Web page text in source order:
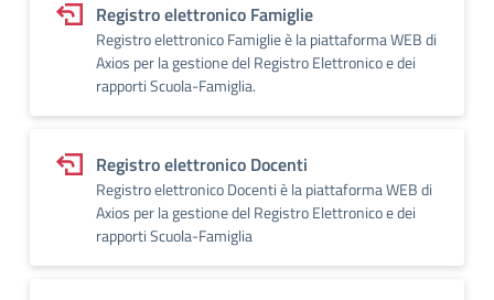
Registro elettronico Famiglie
Registro elettronico Famiglie è la piattaforma WEB di
Axios per la gestione del Registro Elettronico e dei
rapporti Scuola-Famiglia.
Registro elettronico Docenti
Registro elettronico Docenti è la piattaforma WEB di
Axios per la gestione del Registro Elettronico e dei
rapporti Scuola-Famiglia